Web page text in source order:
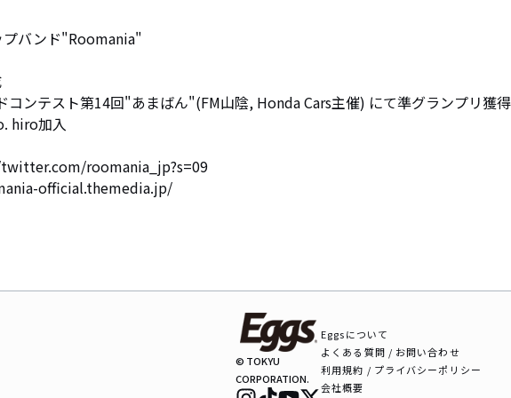
プバンド"Roomania"
コンテスト第14回"あまばん"(FM山陰, Honda Cars主催) にて準グランプリ獲得
hiro加入
roomania_jp?s=09
official.themedia.jp/
© TOKYU
CORPORATION.
Eggsについて
よくある質問 / お問い合わせ
利用規約 / プライバシーポリシー
会社概要